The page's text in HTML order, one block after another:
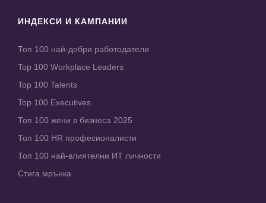
ИНДЕКСИ И КАМПАНИИ
Топ 100 най-добри работодатели
Top 100 Workplace Leaders
Top 100 Talents
Top 100 Executives
Топ 100 жени в бизнеса 2025
Топ 100 HR професионалисти
Топ 100 най-влиятелни ИТ личности
Стига мрънка